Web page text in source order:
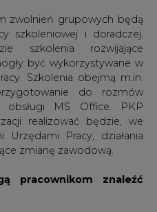
zwolnień grupowych będą
szkoleniowej i doradczej.
szkolenia rozwijające
być wykorzystywane w
Szkolenia obejmą m.in.
do rozmów
obsługi MS Office. PKP
realizować będzie, we
Urzędami Pracy, działania
zmianę zawodową.
pracownikom znaleźć